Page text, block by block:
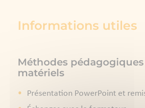
Informations utiles
Méthodes
matériels
Présentation PowerPoint et